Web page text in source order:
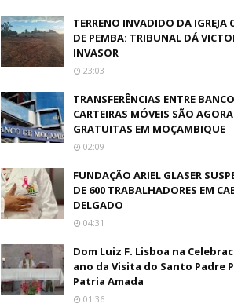
TERRENO INVADIDO DA IGREJA
DE PEMBA: TRIBUNAL DÁ
INVASOR
23:03
TRANSFERÊNCIAS ENTRE
CARTEIRAS MÓVEIS SÃO AGORA
GRATUITAS EM MOÇAMBIQUE
02:09
FUNDAÇÃO ARIEL GLASER
DE 600 TRABALHADORES EM
DELGADO
04:31
Dom Luiz F. Lisboa na
ano da Visita do Santo Padre
Patria Amada
01:36